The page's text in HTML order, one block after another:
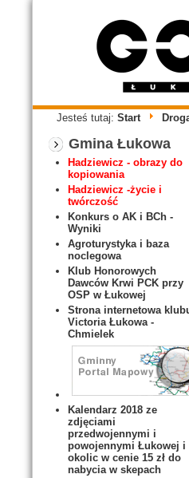
Jesteś tutaj: Start
Gmina Łukowa
Hadziewicz - obrazy do
kopiowania
Hadziewicz -życie i
twórczość
Konkurs o AK i BCh -
Wyniki
Agroturystyka i baza
noclegowa
Klub Honorowych
Dawców Krwi PCK przy
OSP w Łukowej
Strona internetowa
Victoria Łukowa -
Chmielek
Kalendarz 2018 ze
zdjęciami
przedwojennymi i
powojennymi Łukowej i
okolic w cenie 15 zł do
nabycia w skepach